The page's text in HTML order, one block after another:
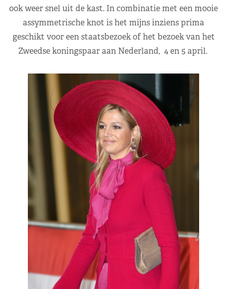
ook weer snel uit de kast. In combinatie met een mooie
assymmetrische knot is het mijns inziens prima
geschikt voor een staatsbezoek of het bezoek van het
Zweedse koningspaar aan Nederland, 4 en 5 april.